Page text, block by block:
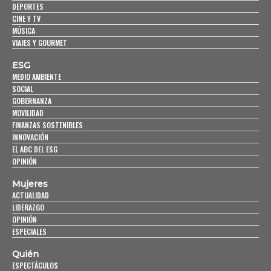
DEPORTES
CINE Y TV
MÚSICA
VIAJES Y GOURMET
ESG
MEDIO AMBIENTE
SOCIAL
GOBERNANZA
MOVILIDAD
FINANZAS SOSTENIBLES
INNOVACIÓN
EL ABC DEL ESG
OPINIÓN
Mujeres
ACTUALIDAD
LIDERAZGO
OPINIÓN
ESPECIALES
Quién
ESPECTÁCULOS